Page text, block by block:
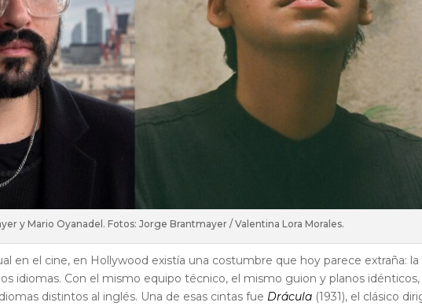
y Mario Oyanadel. Fotos: Jorge Brantmayer / Valentina Lora Morales.
en el cine, en Hollywood existía una costumbre que hoy parece extraña: la
idiomas. Con el mismo equipo técnico, el mismo guion y planos idénticos,
distintos al inglés. Una de esas cintas fue Drácula (1931), el clásico